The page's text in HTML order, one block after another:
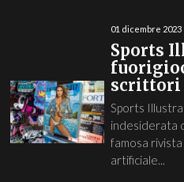
01 dicembre 2023
Sports
scrittori
Sports
indesiderata
famosa
artificiale...